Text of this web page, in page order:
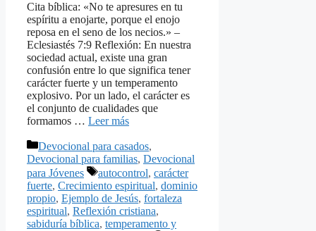
Cita bíblica: «No te apresures en tu
espíritu a enojarte, porque el enojo
reposa en el seno de los necios.» –
Eclesiastés 7:9 Reflexión: En nuestra
sociedad actual, existe una gran
confusión entre lo que significa tener
carácter fuerte y un temperamento
explosivo. Por un lado, el carácter es
el conjunto de cualidades que
formamos … Leer más
Categorías
Devocional para casados,
Devocional para familias, Devocional
para Jóvenes
Etiquetas
autocontrol, carácter
fuerte, Crecimiento espiritual, dominio
propio, Ejemplo de Jesús, fortaleza
espiritual, Reflexión cristiana,
sabiduría bíblica, temperamento y